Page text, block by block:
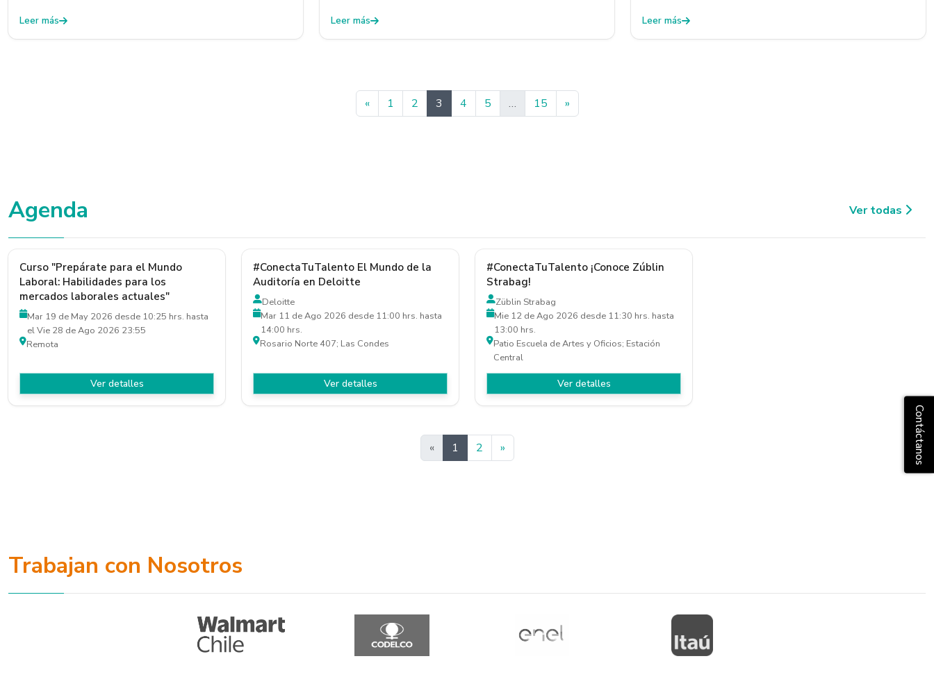
Leer más Leer más Leer más
«Anterior
1 2 3 4 5 … 15 »Siguiente
Agenda Ver todas
Curso "Prepárate para el Mundo
Laboral: Habilidades para los
mercados laborales actuales"
Mar 19 de May 2026 desde 10:25 hrs. hasta
el Vie 28 de Ago 2026 23:55
Remota
Ver detalles
#ConectaTuTalento El Mundo de la
Auditoría en Deloitte
Deloitte
Mar 11 de Ago 2026 desde 11:00 hrs. hasta
14:00 hrs.
Rosario Norte 407; Las Condes
Ver detalles
#ConectaTuTalento ¡Conoce Zúblin
Strabag!
Züblin Strabag
Mie 12 de Ago 2026 desde 11:30 hrs. hasta
13:00 hrs.
Patio Escuela de Artes y Oficios; Estación
Central
Ver detalles
« 1 2 »Siguiente
Trabajan con Nosotros
Contáctanos